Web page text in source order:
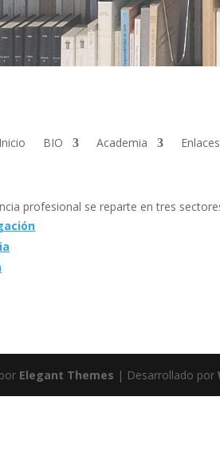
Inicio BIO Academia
profesional se reparte en tres
Elegant Themes | Desarrollado por